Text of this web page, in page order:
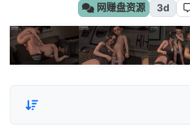
网赚盘资源 3d